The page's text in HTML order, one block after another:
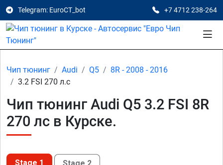
Telegram: EuroCT_bot +7 4712 238-264
Чип тюнинг Audi Q5
8R - 2008 - 2016
3.2 FSI 270 л.с
Чип тюнинг Audi Q5 3.2 FSI 8R
270 лс в Курске.
Stage 1 Stage 2